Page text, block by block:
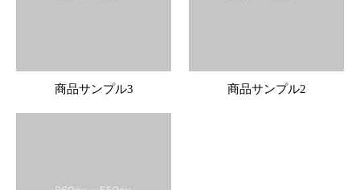
商品サンプル3 商品サンプル2